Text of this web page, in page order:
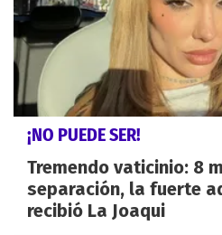
¡NO PUEDE SER!
Tremendo vaticinio: 8
separación, la fuerte
recibió La Joaqui